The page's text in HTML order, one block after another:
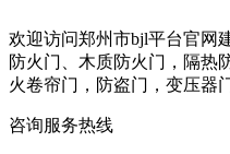
欢迎访问郑州市bjl平台官网
防火门、木质防火门，隔热
火卷帘门，防盗门，变压器
咨询服务热线